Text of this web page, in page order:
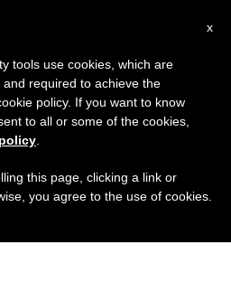
x
tools use cookies, which are
required to achieve the
policy. If you want to know
to all or some of the cookies,
this page, clicking a link or
you agree to the use of cookies.